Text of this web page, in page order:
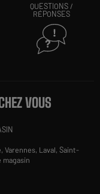
QUESTIONS /
RÉPONSES
VOUS
Varennes, Laval,Saint-